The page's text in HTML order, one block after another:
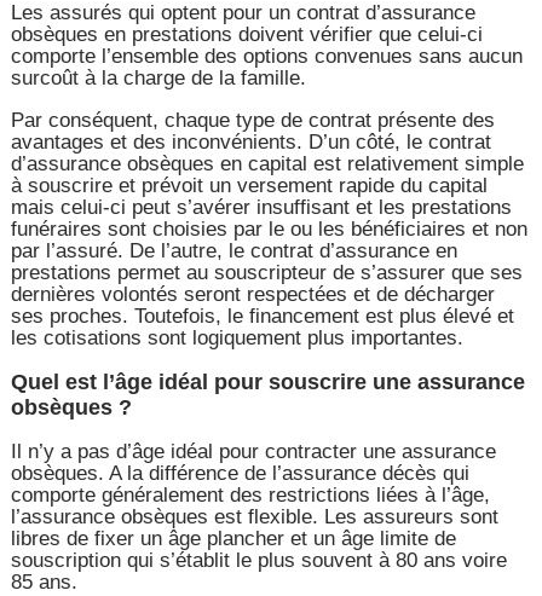
Les assurés qui optent pour un contrat d’assurance
obsèques en prestations doivent vérifier que celui-ci
comporte l’ensemble des options convenues sans aucun
surcoût à la charge de la famille.
Par conséquent, chaque type de contrat présente des
avantages et des inconvénients. D’un côté, le contrat
d’assurance obsèques en capital est relativement simple
à souscrire et prévoit un versement rapide du capital
mais celui-ci peut s’avérer insuffisant et les prestations
funéraires sont choisies par le ou les bénéficiaires et non
par l’assuré. De l’autre, le contrat d’assurance en
prestations permet au souscripteur de s’assurer que ses
dernières volontés seront respectées et de décharger
ses proches. Toutefois, le financement est plus élevé et
les cotisations sont logiquement plus importantes.
Quel est l’âge idéal pour souscrire une assurance
obsèques ?
Il n’y a pas d’âge idéal pour contracter une assurance
obsèques. A la différence de l’assurance décès qui
comporte généralement des restrictions liées à l’âge,
l’assurance obsèques est flexible. Les assureurs sont
libres de fixer un âge plancher et un âge limite de
souscription qui s’établit le plus souvent à 80 ans voire
85 ans.